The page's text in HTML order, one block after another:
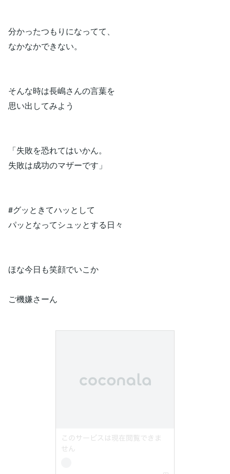
分かったつもりになってて、
なかなかできない。
そんな時は長嶋さんの言葉を
思い出してみよう
「失敗を恐れてはいかん。
失敗は成功のマザーです」
#グッときてハッとして
パッとなってシュッとする日々
ほな今日も笑顔でいこか
ご機嫌さーん